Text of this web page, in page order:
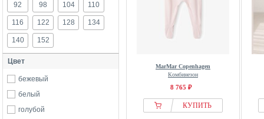
92 98 104 110
116 122 128 134
140 152
Цвет
бежевый
белый
голубой
MarMar Copenhagen
Комбинезон
8 765 ₽
КУПИТЬ